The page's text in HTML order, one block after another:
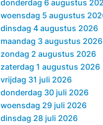
donderdag 6 augustus
woensdag 5 augustus
dinsdag 4 augustus 2026
maandag 3 augustus 2026
zondag 2 augustus 2026
zaterdag 1 augustus 2026
vrijdag 31 juli 2026
donderdag 30 juli 2026
woensdag 29 juli 2026
dinsdag 28 juli 2026